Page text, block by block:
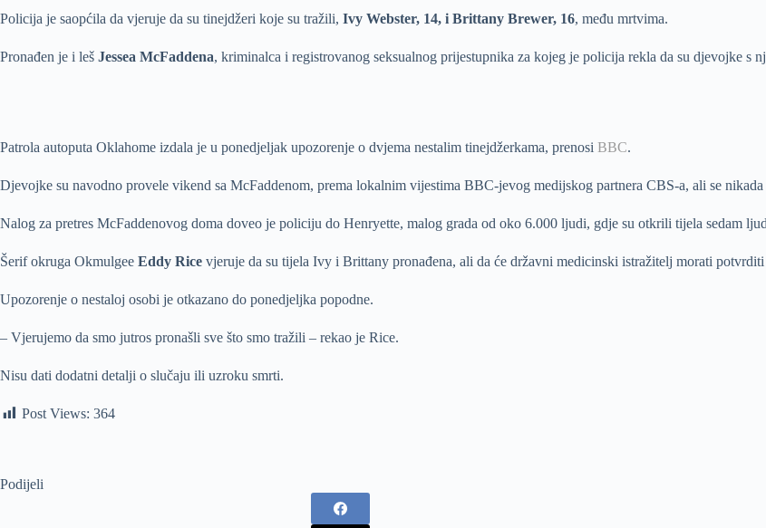
Policija je saopćila da vjeruje da su tinejdžeri koje su tražili, Ivy Webster, 14, i Brittany Brewer, 16, među mrtvima.
Pronađen je i leš Jessea McFaddena, kriminalca i registrovanog seksualnog prijestupnika za kojeg je policija rekla da su djevojke s
Patrola autoputa Oklahome izdala je u ponedjeljak upozorenje o dvjema nestalim tinejdžerkama, prenosi BBC.
Djevojke su navodno provele vikend sa McFaddenom, prema lokalnim vijestima BBC-jevog medijskog partnera CBS-a, ali se
Nalog za pretres McFaddenovog doma doveo je policiju do Henryette, malog grada od oko 6.000 ljudi, gdje su otkrili tijela sedam
Šerif okruga Okmulgee Eddy Rice vjeruje da su tijela Ivy i Brittany pronađena, ali da će državni medicinski istražitelj morati
Upozorenje o nestaloj osobi je otkazano do ponedjeljka popodne.
– Vjerujemo da smo jutros pronašli sve što smo tražili – rekao je Rice.
Nisu dati dodatni detalji o slučaju ili uzroku smrti.
Post Views: 364
Podijeli